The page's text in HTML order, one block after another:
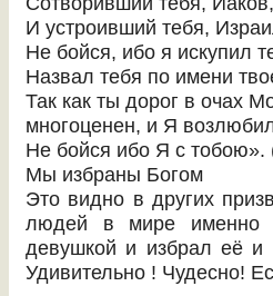
И устроивший тебя,
Не бойся, ибо я искупил
Назвал тебя по имени
Так как ты дорог в очах
многоценен, и Я
Не бойся ибо Я с тобою».
Мы избраны Богом
Это видно в других
людей в мире именно
девушкой и избрал её и
Удивительно ! Чудесно!